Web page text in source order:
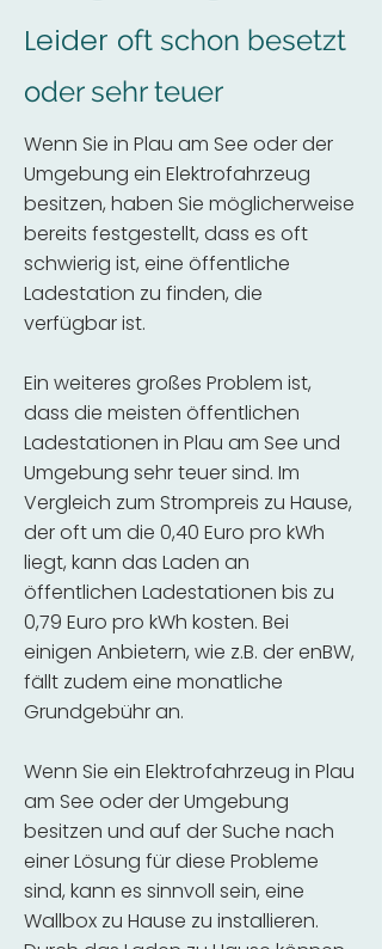
Leider oft schon besetzt
oder sehr teuer
Wenn Sie in Plau am See oder der
Umgebung ein Elektrofahrzeug
besitzen, haben Sie möglicherweise
bereits festgestellt, dass es oft
schwierig ist, eine öffentliche
Ladestation zu finden, die
verfügbar ist.
Ein weiteres großes Problem ist,
dass die meisten öffentlichen
Ladestationen in Plau am See und
Umgebung sehr teuer sind. Im
Vergleich zum Strompreis zu Hause,
der oft um die 0,40 Euro pro kWh
liegt, kann das Laden an
öffentlichen Ladestationen bis zu
0,79 Euro pro kWh kosten. Bei
einigen Anbietern, wie z.B. der enBW,
fällt zudem eine monatliche
Grundgebühr an.
Wenn Sie ein Elektrofahrzeug in Plau
am See oder der Umgebung
besitzen und auf der Suche nach
einer Lösung für diese Probleme
sind, kann es sinnvoll sein, eine
Wallbox zu Hause zu installieren.